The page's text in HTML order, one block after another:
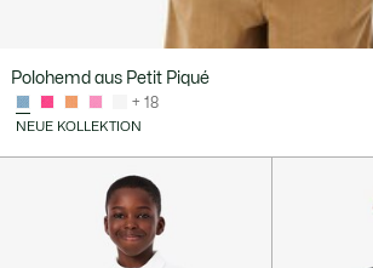
Polohemd aus Petit Piqué
+ 18
NEUE KOLLEKTION